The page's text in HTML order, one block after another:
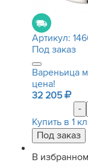
Артикул:
Под заказ
Вареньица
цена!
32 205
-
Купить в 1
В избранном